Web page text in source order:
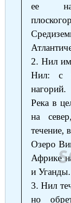
ее на
2. Нил
Нил: с
нагорий.
Река в
на
течение,
Озеро
Африке
и Уганды.
3. Нил
но